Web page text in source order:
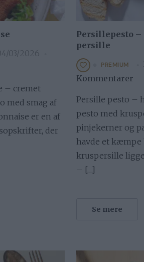
03/2026
– cremet
med smag af
er en af
der
Persillepesto –
persille
PREMIUM
Kommentarer
Persille pesto –
pesto med
pinjekerner og
havde et kæmpe
kruspersille
– […]
Se mere